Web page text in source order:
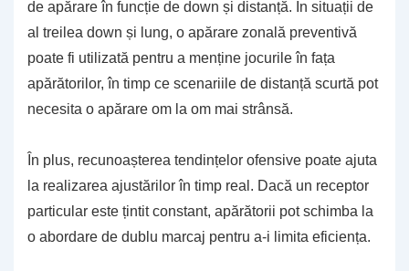
de apărare în funcție de down și distanță. În situații de
al treilea down și lung, o apărare zonală preventivă
poate fi utilizată pentru a menține jocurile în fața
apărătorilor, în timp ce scenariile de distanță scurtă pot
necesita o apărare om la om mai strânsă.
În plus, recunoașterea tendințelor ofensive poate ajuta
la realizarea ajustărilor în timp real. Dacă un receptor
particular este țintit constant, apărătorii pot schimba la
o abordare de dublu marcaj pentru a-i limita eficiența.